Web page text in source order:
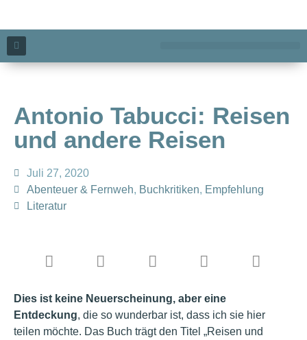
Antonio Tabucci: Reisen
und andere Reisen
Juli 27, 2020
Abenteuer & Fernweh, Buchkritiken, Empfehlung
Literatur
Dies ist keine Neuerscheinung, aber eine
Entdeckung, die so wunderbar ist, dass ich sie hier
teilen möchte. Das Buch trägt den Titel „Reisen und